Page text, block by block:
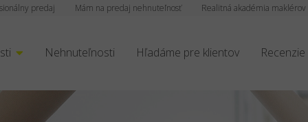
Realitná akadémia maklérov
Mám na predaj nehnuteľnosť
predaj
Nehnuteľnosti Hľadáme pre klientov Recenzie